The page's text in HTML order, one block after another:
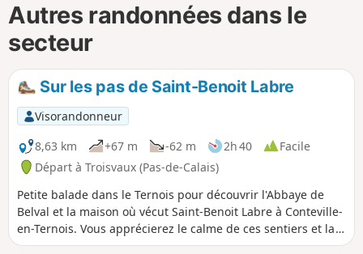
Autres randonnées dans le
secteur
Sur les pas de Saint-Benoit Labre
Visorandonneur
8,63 km
+67 m -62 m 2h 40
Facile
Départ à Troisvaux (Pas-de-Calais)
Petite balade dans le Ternois pour découvrir l'Abbaye de
Belval et la maison où vécut Saint-Benoit Labre à Conteville-
en-Ternois. Vous apprécierez le calme de ces sentiers et la
beauté de la nature alentour.